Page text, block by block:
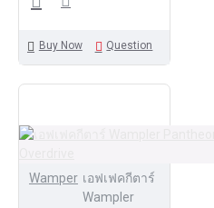
Buy Now Question
Wamper เอฟเฟคกีตาร์
Wampler